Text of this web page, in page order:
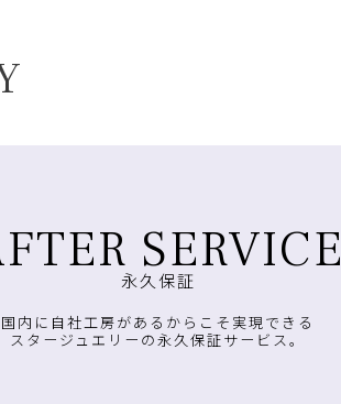
SERVICE
永久保証
国内に自社工房があるからこそ実現できる
スタージュエリーの永久保証サービス。